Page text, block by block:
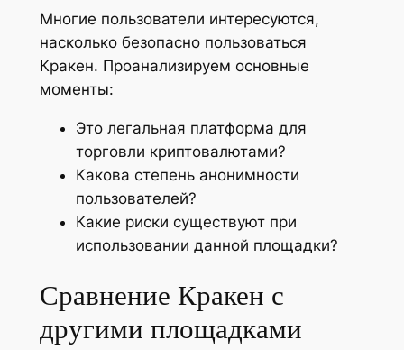
Многие пользователи интересуются,
насколько безопасно пользоваться
Кракен. Проанализируем основные
моменты:
Это легальная платформа для
торговли криптовалютами?
Какова степень анонимности
пользователей?
Какие риски существуют при
использовании данной площадки?
Сравнение Кракен с
другими площадками